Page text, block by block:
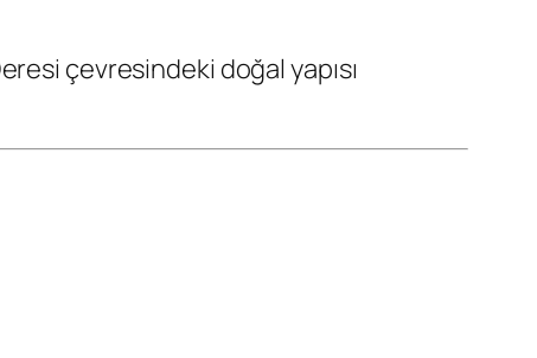
çevresindeki doğal yapısı